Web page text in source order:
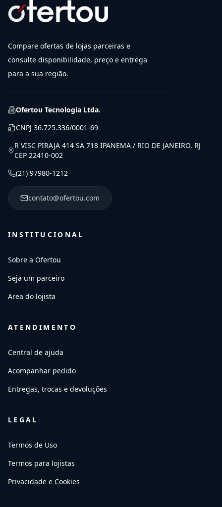
Compare ofertas de lojas parceiras e
consulte disponibilidade, preço e entrega
para a sua região.
Ofertou Tecnologia Ltda.
CNPJ 36.725.336/0001-69
R VISC PIRAJA 414 SA 718 IPANEMA / RIO DE JANEIRO, RJ
CEP 22410-002
(21) 97980-1212
contato@ofertou.com
INSTITUCIONAL
Sobre a Ofertou
Seja um parceiro
Area do lojista
ATENDIMENTO
Central de ajuda
Acompanhar pedido
Entregas, trocas e devoluções
LEGAL
Termos de Uso
Termos para lojistas
Privacidade e Cookies